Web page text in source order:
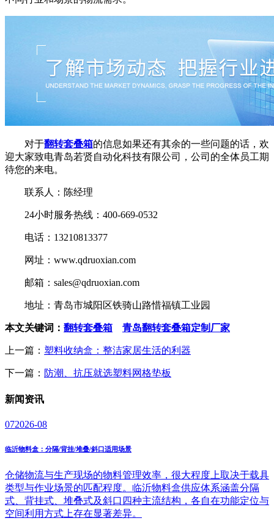
对于翻转套叠箱的信息如果还有其余的一些问题的话，欢
迎大家致电青岛若贤自动化科技有限公司，公司的全体员工期
待您的来电。
联系人：陈经理
24小时服务热线：400-669-0532
电话：13210813377
网址：www.qdruoxian.com
邮箱：sales@qdruoxian.com
地址：青岛市城阳区铁骑山路惜福镇工业园
本文关键词： 翻转套叠箱 青岛翻转套叠箱定制厂家
上一篇： 塑料收纳盒：整洁家居生活的利器
下一篇： 防潮、抗压就选塑料网格垫板
新闻资讯
072026-08
临沂物料盒：分隔/背挂/堆叠/斜口适用场景
仓储物流与生产现场的物料管理效率，很大程度上取决于载具
类型与作业场景的匹配程度。临沂物料盒供应体系涵盖分隔
式、背挂式、堆叠式及斜口四种主流结构，各自在功能定位与
空间利用方式上存在显著差异。